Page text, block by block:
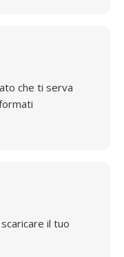
che ti serva
il tuo